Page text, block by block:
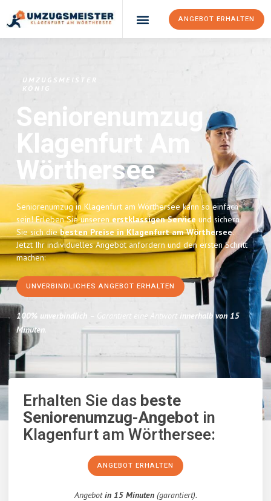
ANGEBOT ERHALTEN
UMZUGSMEISTER
KÖNIG
Seniorenumzug
Klagenfurt Am
Wörthersee
Seniorenumzug in Klagenfurt am Wörthersee kann so einfach
sein! Erleben Sie unseren erstklassigen Service und sichern
Sie sich diebesten Preise in Klagenfurt am Wörthersee.
Jetzt Ihr individuelles Angebot anfordern und den ersten Schritt
machen:
UNVERBINDLICHES ANGEBOT ERHALTEN
100% unverbindlich – Garantiert eine Antwort innerhalb von 15
Minuten.
Erhalten Sie dasbeste
Seniorenumzug-Angebot in
Klagenfurt am Wörthersee:
ANGEBOT ERHALTEN
Angebotin 15 Minuten(garantiert).